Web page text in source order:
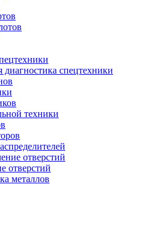
диагностика спецтехники
техники
отверстий
отверстий
металлов